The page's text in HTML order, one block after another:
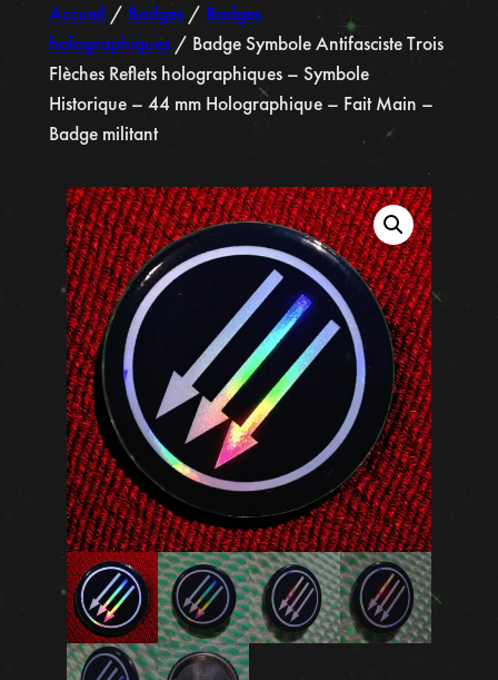
Accueil / Badges/ Badges
holographiques/ Badge Symbole Antifasciste Trois
Flèches Reflets holographiques – Symbole
Historique – 44 mm Holographique – Fait Main –
Badge militant